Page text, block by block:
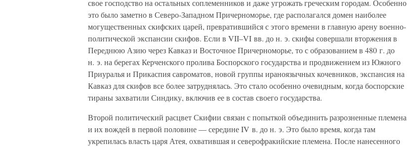
свое господство на остальных соплеменников и даже угрожать греческим городам. Особенно
это было заметно в Северо-Западном Причерноморье, где располагался домен наиболее
могущественных скифских царей, превратившийся с этого времени в главную арену военно-
политической экспансии скифов. Если в VII–VI вв. до н. э. скифы совершали вторжения в
Переднюю Азию через Кавказ и Восточное Причерноморье, то с образованием в 480 г. до
н. э. на берегах Керченского пролива Боспорского государства и продвижением из Южного
Приуралья и Прикаспия савроматов, новой группы ираноязычных кочевников, экспансия на
Кавказ для скифов все более затруднялась. Это стало особенно очевидным, когда боспорские
тираны захватили Синдику, включив ее в состав своего государства.
Второй политический расцвет Скифии связан с попыткой объединить разрозненные племена
и их вождей в первой половине — середине IV в. до н. э. Это было время, когда там
укрепилась власть царя Атея, охватившая и северофракийские племена. После нанесенного